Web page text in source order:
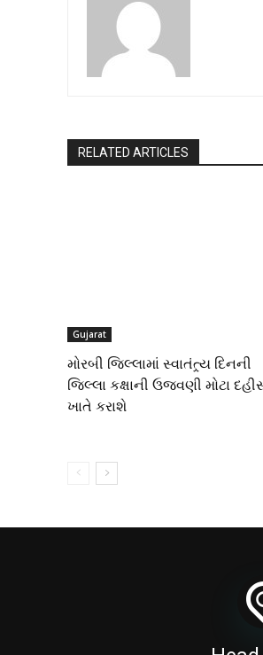
RELATED ARTICLES
Gujarat
મોરબી જિલ્લામાં સ્વાતંત્ર્ય દિનની
જિલ્લા કક્ષાની ઉજવણી મોટા
ખાતે કરાશે